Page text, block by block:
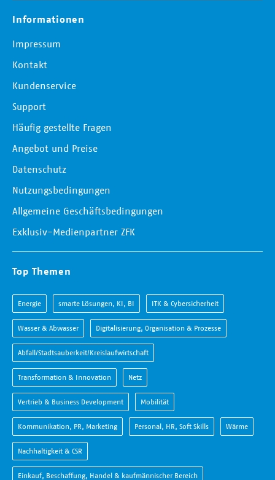
Informationen
Impressum
Kontakt
Kundenservice
Support
Häufig gestellte Fragen
Angebot und Preise
Datenschutz
Nutzungsbedingungen
Allgemeine Geschäftsbedingungen
Exklusiv-Medienpartner ZFK
Top Themen
Energie smarte Lösungen, KI, BI ITK & Cybersicherheit
Wasser & Abwasser Digitalisierung, Organisation & Prozesse
Abfall/Stadtsauberkeit/Kreislaufwirtschaft
Transformation & Innovation Netz
Vertrieb & Business Development Mobilität
Kommunikation, PR, Marketing Personal, HR, Soft Skills Wärme
Nachhaltigkeit & CSR
Einkauf, Beschaffung, Handel & kaufmännischer Bereich